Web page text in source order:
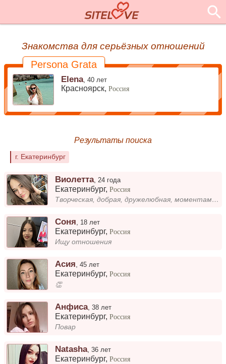
Знакомства для серьёзных отношений
Persona Grata
Elena,40 лет
Красноярск,Россия
Результаты поиска
г. Екатеринбург
Виолетта, 24 года
Екатеринбург,Россия
Творческая, добрая, дружелюбная, моментами могу быть скромной, но как говорят скромность украшает человека😄 Нравится час...
Соня 18 лет
Екатеринбург,Россия
Ищу отношения
Асия,45 лет
Екатеринбург,Россия
👏
Анфиса,38 лет
Екатеринбург,Россия
Повар
Natasha,36 лет
Екатеринбург,Россия